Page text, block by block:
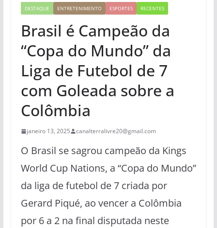
DESTAQUE ENTRETENIMENTO ESPORTES RECENTES
Brasil é Campeão da
“Copa do Mundo” da
Liga de Futebol de 7
com Goleada sobre a
Colômbia
janeiro 13, 2025 canalterralivre20@gmail.com
O Brasil se sagrou campeão da Kings
World Cup Nations, a “Copa do Mundo”
da liga de futebol de 7 criada por
Gerard Piqué, ao vencer a Colômbia
por 6 a 2 na final disputada neste